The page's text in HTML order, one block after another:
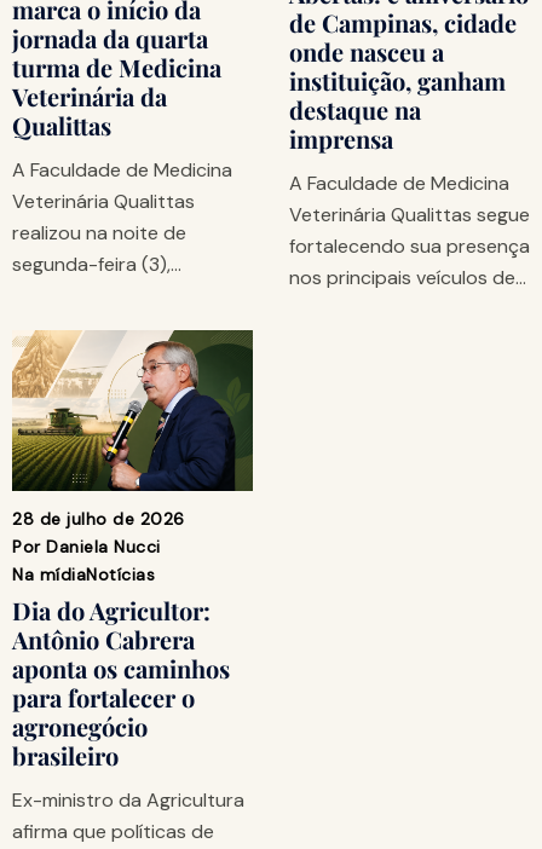
marca o início da
jornada da quarta
turma de Medicina
Veterinária da
Qualittas
A Faculdade de Medicina
Veterinária Qualittas
realizou na noite de
segunda-feira (3),…
de Campinas, cidade
onde nasceu a
instituição, ganham
destaque na
imprensa
A Faculdade de Medicina
Veterinária Qualittas segue
fortalecendo sua presença
nos principais veículos de…
28 de julho de 2026
Por Daniela Nucci
Na mídiaNotícias
Dia do Agricultor:
Antônio Cabrera
aponta os caminhos
para fortalecer o
agronegócio
brasileiro
Ex-ministro da Agricultura
afirma que políticas de